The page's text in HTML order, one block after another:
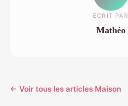
ECRIT PAR
Mathéo
← Voir tous les articles Maison